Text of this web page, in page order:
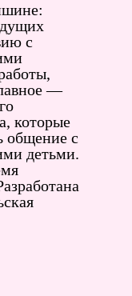
с
—
которые
общение с
детьми.